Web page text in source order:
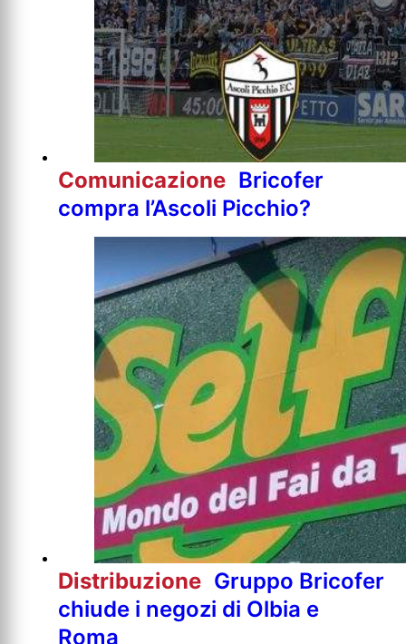
Comunicazione Bricofer
compra l’Ascoli Picchio?
Distribuzione Gruppo Bricofer
chiude i negozi di Olbia e
Roma